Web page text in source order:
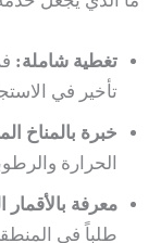
تغطية شاملة:
تأخير في
خبرة بالمناخ
الحرارة
معرفة بالأقمار
طلباً في